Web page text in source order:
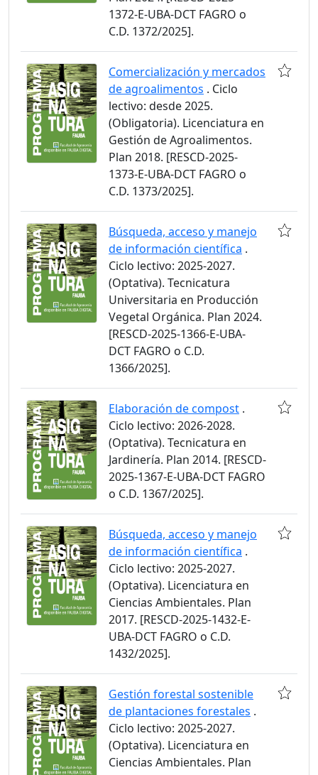
1372-E-UBA-DCT FAGRO o
C.D. 1372/2025].
Comercialización y mercados
de agroalimentos . Ciclo
lectivo: desde 2025.
(Obligatoria). Licenciatura en
Gestión de Agroalimentos.
Plan 2018. [RESCD-2025-
1373-E-UBA-DCT FAGRO o
C.D. 1373/2025].
Búsqueda, acceso y manejo
de información científica .
Ciclo lectivo: 2025-2027.
(Optativa). Tecnicatura
Universitaria en Producción
Vegetal Orgánica. Plan 2024.
[RESCD-2025-1366-E-UBA-
DCT FAGRO o C.D.
1366/2025].
Elaboración de compost .
Ciclo lectivo: 2026-2028.
(Optativa). Tecnicatura en
Jardinería. Plan 2014. [RESCD-
2025-1367-E-UBA-DCT FAGRO
o C.D. 1367/2025].
Búsqueda, acceso y manejo
de información científica .
Ciclo lectivo: 2025-2027.
(Optativa). Licenciatura en
Ciencias Ambientales. Plan
2017. [RESCD-2025-1432-E-
UBA-DCT FAGRO o C.D.
1432/2025].
Gestión forestal sostenible
de plantaciones forestales .
Ciclo lectivo: 2025-2027.
(Optativa). Licenciatura en
Ciencias Ambientales. Plan